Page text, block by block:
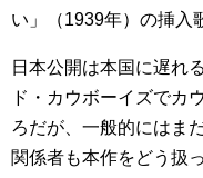
い」（1939年）の挿入
日本公開は本国に遅れ
ド・カウボーイズでカ
ろだが、一般的にはま
関係者も本作をどう扱